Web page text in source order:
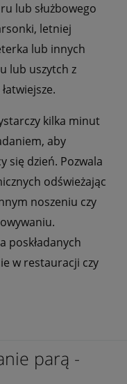
lub służbowego
letniej
lub innych
lub uszytch z
kilka minut
aby
się dzień. Pozwala
odświeżając
noszeniu czy
poskładanych
w restauracji czy
parą -